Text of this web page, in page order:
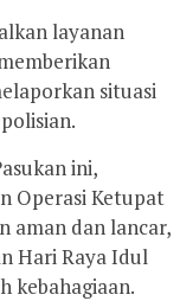
layanan
situasi
ini,
Operasi Ketupat
aman dan lancar,
Hari Raya Idul
kebahagiaan.